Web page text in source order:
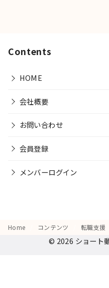
Contents
HOME
会社概要
お問い合わせ
会員登録
メンバーログイン
Home コンテンツ 転職支援
© 2026 ショート